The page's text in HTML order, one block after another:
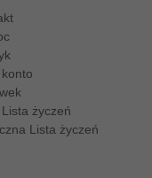
życzeń
Lista życzeń